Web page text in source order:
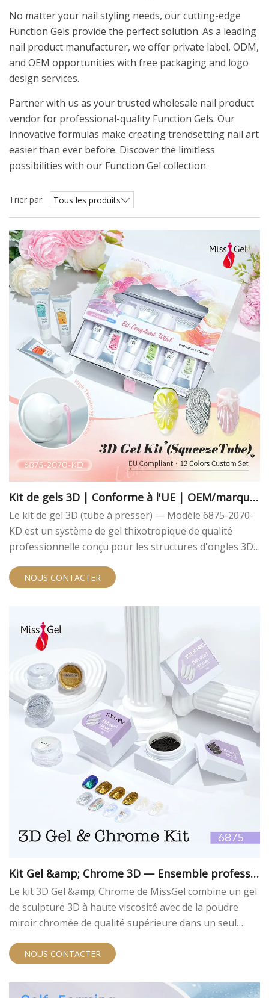
No matter your nail styling needs, our cutting-edge
Function Gels provide the perfect solution. As a leading
nail product manufacturer, we offer private label, ODM,
and OEM opportunities with free packaging and logo
design services.
Partner with us as your trusted wholesale nail product
vendor for professional-quality Function Gels. Our
innovative formulas make creating trendsetting nail art
easier than ever before. Discover the limitless
possibilities with our Function Gel collection.
Trier par: Tous les produits
Kit de gels 3D | Conforme à l'UE | OEM/marque
privée
Le kit de gel 3D (tube à presser) — Modèle 6875-2070-
KD est un système de gel thixotropique de qualité
professionnelle conçu pour les structures d'ongles 3D
en poudre chromée. Emballé dans des tubes
ce kit personnalisable de 12 couleurs est conforme à la
norme européenne et entièrement prêt pour le
développement de marques privées OEM.
NOUS CONTACTER
Kit Gel &amp; Chrome 3D — Ensemble professio
nnel de gel de sculpture 3D et de poudre miroir
pour les marques d'ongles
Le kit 3D Gel &amp; Chrome de MissGel combine un gel
de sculpture 3D à haute viscosité avec de la poudre
miroir chromée de qualité supérieure dans un seul
techniciens professionnels des ongles et les
créer des nail art dimensionnels et des effets chromés
NOUS CONTACTER